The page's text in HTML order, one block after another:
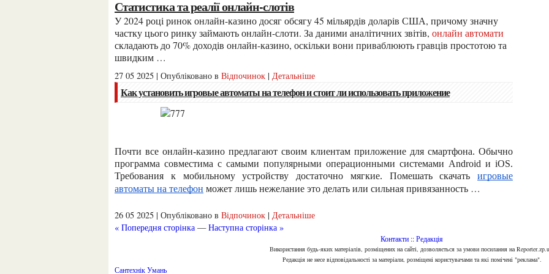
Статистика та реалії онлайн-слотів
У 2024 році ринок онлайн-казино досяг обсягу 45 мільярдів доларів США, причому значну
частку цього ринку займають онлайн-слоти. За даними аналітичних звітів, онлайн автомати
складають до 70% доходів онлайн-казино, оскільки вони приваблюють гравців простотою та
швидким …
27 05 2025 | Опубліковано в Відпочинок | Детальніше
Как установить игровые автоматы на телефон и стоит ли использовать приложение
Почти все онлайн-казино предлагают своим клиентам приложение для смартфона. Обычно
программа совместима с самыми популярными операционными системами Android и iOS.
Требования к мобильному устройству достаточно мягкие. Помешать скачать игровые
автоматы на телефон может лишь нежелание это делать или сильная привязанность …
26 05 2025 | Опубліковано в Відпочинок | Детальніше
« Попередня сторінка —Наступна сторінка »
Контакти ::Редакція
Використання будь-яких матеріалів, розміщених на сайті, дозволяється за умови посилання на
Редакція не несе відповідальності за матеріали, розміщені користувачами та які помічені "реклама".
Сантехнік Умань